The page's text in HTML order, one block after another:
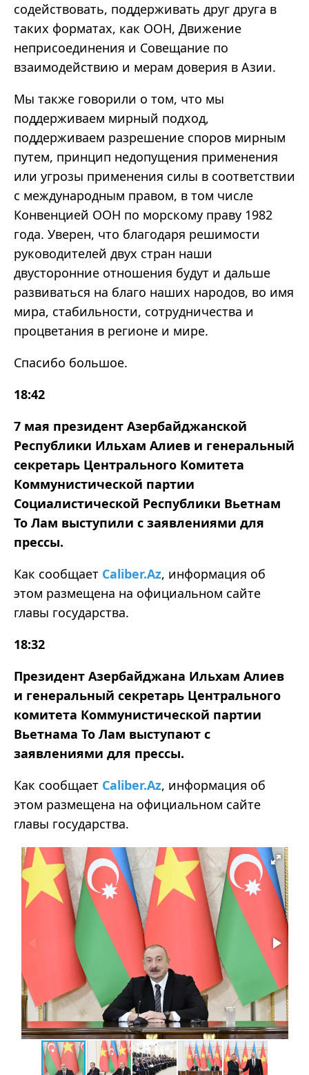
содействовать, поддерживать друг друга в
таких форматах, как ООН, Движение
неприсоединения и Совещание по
взаимодействию и мерам доверия в Азии.
Мы также говорили о том, что мы
поддерживаем мирный подход,
поддерживаем разрешение споров мирным
путем, принцип недопущения применения
или угрозы применения силы в соответствии
с международным правом, в том числе
Конвенцией ООН по морскому праву 1982
года. Уверен, что благодаря решимости
руководителей двух стран наши
двусторонние отношения будут и дальше
развиваться на благо наших народов, во имя
мира, стабильности, сотрудничества и
процветания в регионе и мире.
Спасибо большое.
18:42
7 мая президент Азербайджанской
Республики Ильхам Алиев и генеральный
секретарь Центрального Комитета
Коммунистической партии
Социалистической Республики Вьетнам
То Лам выступили с заявлениями для
прессы.
Как сообщает Caliber.Az, информация об
этом размещена на официальном сайте
главы государства.
18:32
Президент Азербайджана Ильхам Алиев
и генеральный секретарь Центрального
комитета Коммунистической партии
Вьетнама То Лам выступают с
заявлениями для прессы.
Как сообщает Caliber.Az, информация об
этом размещена на официальном сайте
главы государства.